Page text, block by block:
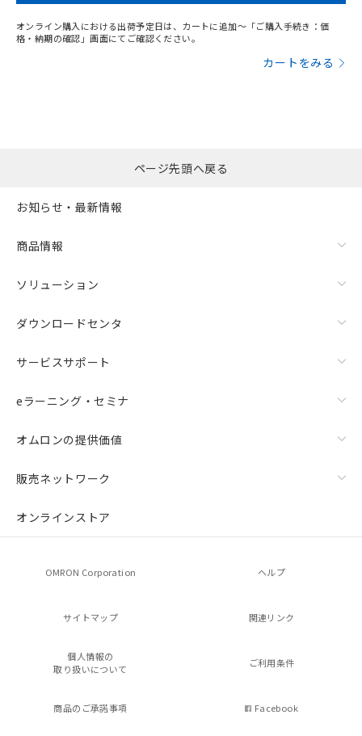
オンライン購入における出荷予定日は、カートに追加～「ご購入手続き：価
格・納期の確認」画面にてご確認ください。
カートをみる
ページ先頭へ戻る
お知らせ・最新情報
商品情報
ソリューション
ダウンロードセンタ
サービスサポート
eラーニング・セミナ
オムロンの提供価値
販売ネットワーク
オンラインストア
OMRON Corporation ヘルプ
サイトマップ 関連リンク
個人情報の
取り扱いについて
ご利用条件
商品のご承諾事項 Facebook